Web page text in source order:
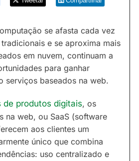
se afasta cada vez
e se aproxima mais
em nuvem, continuam a
para ganhar
serviços baseados na web.
de produtos digitais, os
na web, ou SaaS (software
aos clientes um
único que combina
uso centralizado e